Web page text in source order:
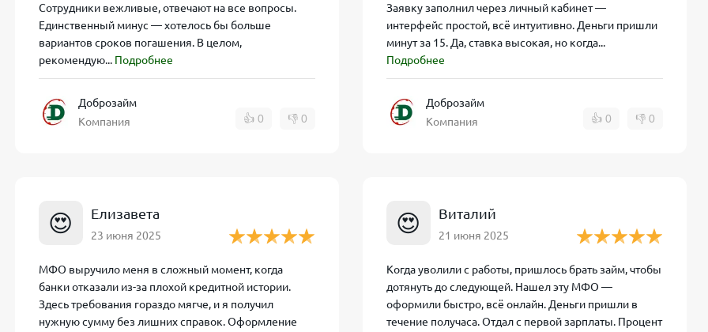
кабинет, прописать личные данные, привязать банковскую карту.
неделя на сумму до 15 000 рублей — это удобно для тех, кто ищет
можно рассчитывать на повышенный лимит. Решение об
но и вручную, если у компании возникают вопросы, например, о
и «КотоЗайм»
иногда говорят, «мфо саммит»), есть некоторые различия:
процентов» (до 15 000 руб. на 7 дней) и «До 100 000 руб.» (на срок
большую сумму на длительный срок или небольшую сумму на
Сотрудники вежливые, отвечают на все вопросы.
Единственный минус — хотелось бы больше
вариантов сроков погашения. В целом,
рекомендую... Подробнее
Доброзайм
Компания
👍 0 👎 0
Заявку заполнил через личный кабинет —
интерфейс простой, всё интуитивно. Деньги пришли
минут за 15. Да, ставка высокая, но когда...
Подробнее
Доброзайм
Компания
👍 0 👎 0
😍 Елизавета
23 июня 2025
МФО выручило меня в сложный момент, когда
банки отказали из-за плохой кредитной истории.
Здесь требования гораздо мягче, и я получил
нужную сумму без лишних справок. Оформление
😍 Виталий
21 июня 2025
Когда уволили с работы, пришлось брать займ, чтобы
дотянуть до следующей. Нашел эту МФО —
оформили быстро, всё онлайн. Деньги пришли в
течение получаса. Отдал с первой зарплаты. Процент